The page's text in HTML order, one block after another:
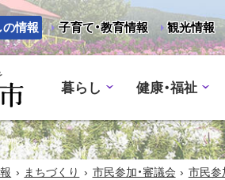
情報 子育て・教育情報 観光情報
暮らし 健康・福祉
› まちづくり › 市民参加・審議会 › 市民参